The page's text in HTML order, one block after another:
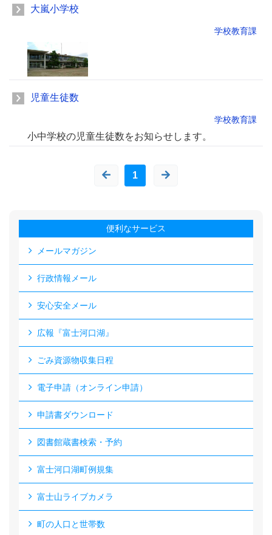
大嵐小学校
学校教育課
児童生徒数
学校教育課
小中学校の児童生徒数をお知らせします。
1
便利なサービス
メールマガジン
行政情報メール
安心安全メール
広報『富士河口湖』
ごみ資源物収集日程
電子申請（オンライン申請）
申請書ダウンロード
図書館蔵書検索・予約
富士河口湖町例規集
富士山ライブカメラ
町の人口と世帯数